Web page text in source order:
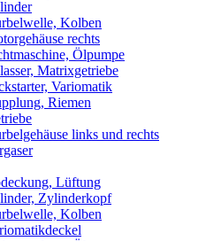
Kolben
rechts
Ölpumpe
Matrixgetriebe
Variomatik
Riemen
links und rechts
Lüftung
Zylinderkopf
Kolben